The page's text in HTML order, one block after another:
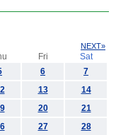
NEXT»
Fri
Sat
6
7
13
14
20
21
27
28